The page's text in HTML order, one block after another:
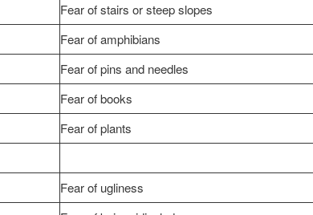
Fear of stairs or steep slopes
Fear of amphibians
Fear of pins and needles
Fear of books
Fear of plants
Fear of ugliness